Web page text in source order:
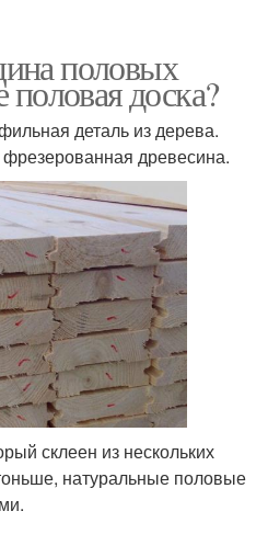
половых
половая доска?
деталь из дерева.
древесина.
склеен из нескольких
натуральные половые